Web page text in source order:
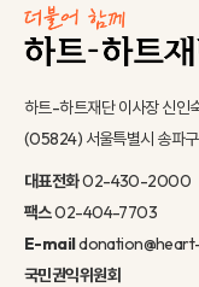
하트-하트재단 이사장 신인
(05824) 서울특별시 송파
대표전화02-430-2000
팩스02-404-7703
E-mail
국민권익위원회